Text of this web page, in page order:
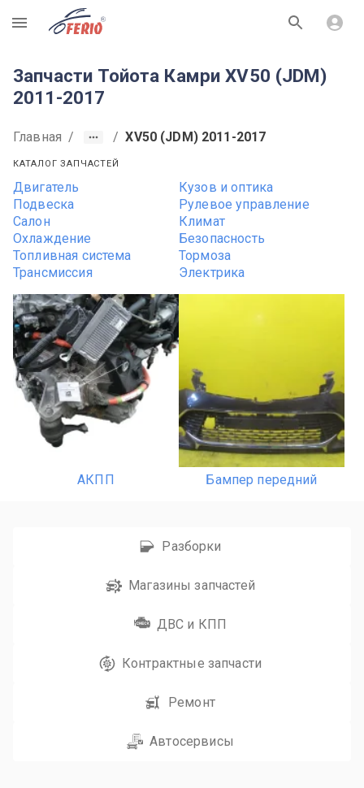
R
Запчасти Тойота Камри XV50 (JDM)
2011-2017
Главная / / XV50 (JDM) 2011-2017
КАТАЛОГ ЗАПЧАСТЕЙ
Двигатель
Кузов и оптика
Подвеска
Рулевое управление
Салон
Климат
Охлаждение
Безопасность
Топливная система
Тормоза
Трансмиссия
Электрика
АКПП Бампер передний
Разборки
Магазины запчастей
ДВС и КПП
Контрактные запчасти
Ремонт
Автосервисы